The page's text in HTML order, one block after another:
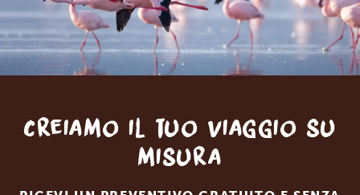
Creiamo il tuo viaggio su
misura